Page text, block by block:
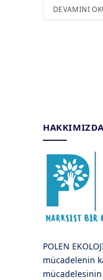
DEVAMINI
HAKKIMIZDA
POLEN
mücadelenin